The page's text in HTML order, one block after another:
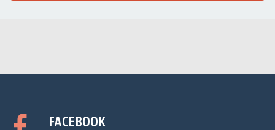
FACEBOOK